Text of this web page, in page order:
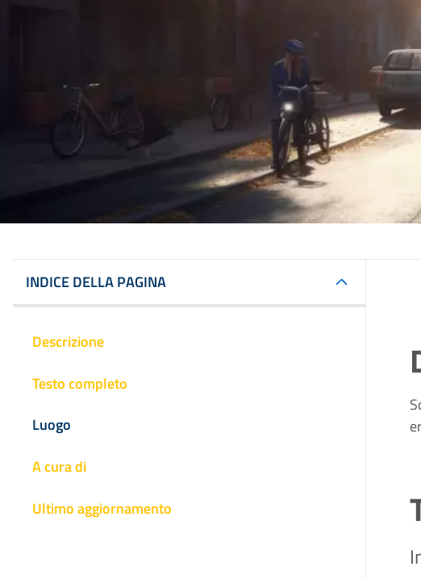
INDICE DELLA PAGINA
Descrizione
Testo completo
Luogo
A cura di
Ultimo aggiornamento